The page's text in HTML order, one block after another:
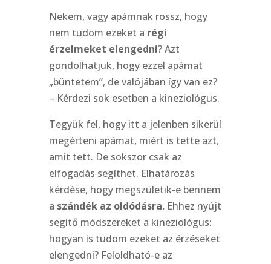
Nekem, vagy apámnak rossz, hogy
nem tudom ezeket a régi
érzelmeket elengedni? Azt
gondolhatjuk, hogy ezzel apámat
„büntetem”, de valójában így van ez?
– Kérdezi sok esetben a kineziológus.
Tegyük fel, hogy itt a jelenben sikerül
megérteni apámat, miért is tette azt,
amit tett. De sokszor csak az
elfogadás segíthet. Elhatározás
kérdése, hogy megszületik-e bennem
a szándék az oldódásra.Ehhez nyújt
segítő módszereket a kineziológus:
hogyan is tudom ezeket az érzéseket
elengedni? Feloldható-e az